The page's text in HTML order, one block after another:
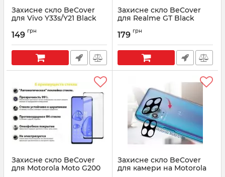
Захисне скло BeCover
для Vivo Y33s/Y21 Black
Артикул:
149 грн
Захисне скло BeCover
для Realme GT Black
Артикул:
179 грн
Захисне скло BeCover
для Motorola Moto G200
Захисне скло BeCover
для камери на Motorola